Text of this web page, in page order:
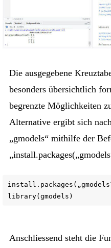
Die ausgegebene
besonders übersichtlich
begrenzte Möglichkeiten
Alternative ergibt sich
„gmodels“ mithilfe der
library(gmodels)
Anschliessend steht die